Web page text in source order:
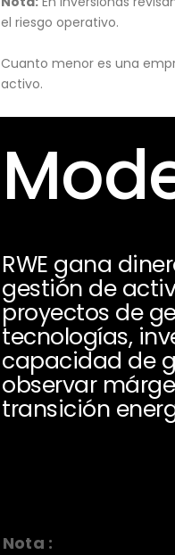
el riesgo operativo.
Cuanto menor es una
activo.
RWE gana
gestión de
proyectos de
tecnologías,
capacidad de
observar
transición
Nota :